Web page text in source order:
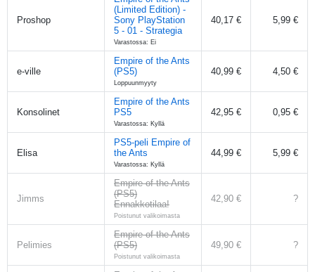
Proshop
(Limited Edition) -
Sony PlayStation
5 - 01 - Strategia
Varastossa: Ei
40,17 € 5,99 €
e-ville
Empire of the Ants
(PS5)
Loppuunmyyty
40,99 € 4,50 €
Konsolinet
Empire of the Ants
PS5
Varastossa: Kyllä
42,95 € 0,95 €
Elisa
PS5-peli Empire of
the Ants
Varastossa: Kyllä
44,99 € 5,99 €
Jimms
Empire of the Ants
(PS5)
Ennakkotilaa!
Poistunut valikoimasta
42,90 € ?
Pelimies
Empire of the Ants
(PS5)
Poistunut valikoimasta
49,90 € ?